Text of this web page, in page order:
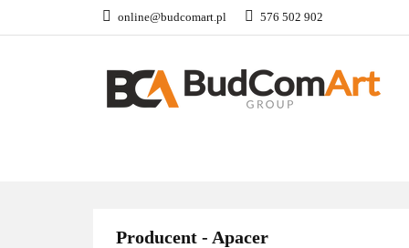
online@budcomart.pl 576 502 902
OFERTA
PRACOWNIE
Producent - Apacer